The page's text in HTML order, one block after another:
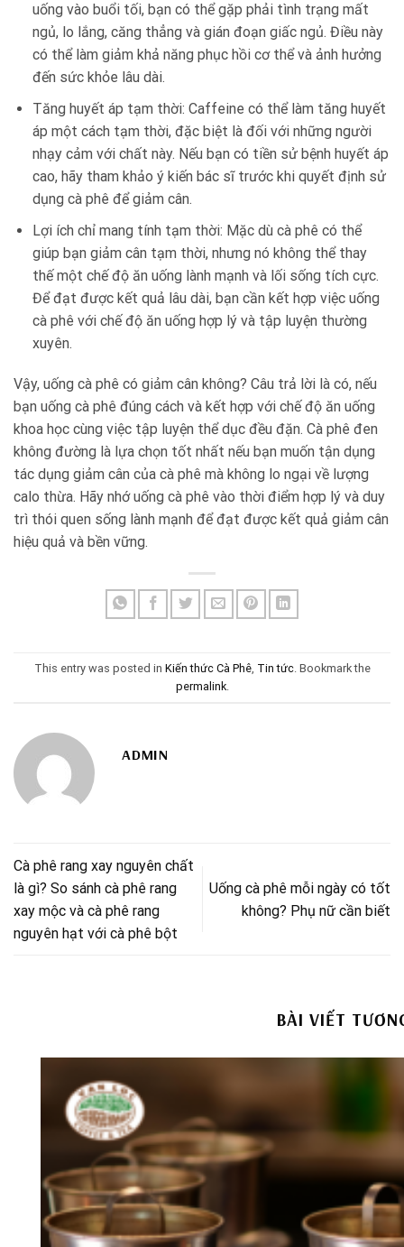
uống vào buổi tối, bạn có thể gặp phải tình trạng mất
ngủ, lo lắng, căng thẳng và gián đoạn giấc ngủ. Điều này
có thể làm giảm khả năng phục hồi cơ thể và ảnh hưởng
đến sức khỏe lâu dài.
Tăng huyết áp tạm thời: Caffeine có thể làm tăng huyết
áp một cách tạm thời, đặc biệt là đối với những người
nhạy cảm với chất này. Nếu bạn có tiền sử bệnh huyết áp
cao, hãy tham khảo ý kiến bác sĩ trước khi quyết định sử
dụng cà phê để giảm cân.
Lợi ích chỉ mang tính tạm thời: Mặc dù cà phê có thể
giúp bạn giảm cân tạm thời, nhưng nó không thể thay
thế một chế độ ăn uống lành mạnh và lối sống tích cực.
Để đạt được kết quả lâu dài, bạn cần kết hợp việc uống
cà phê với chế độ ăn uống hợp lý và tập luyện thường
xuyên.
Vậy, uống cà phê có giảm cân không? Câu trả lời là có, nếu
bạn uống cà phê đúng cách và kết hợp với chế độ ăn uống
khoa học cùng việc tập luyện thể dục đều đặn. Cà phê đen
không đường là lựa chọn tốt nhất nếu bạn muốn tận dụng
tác dụng giảm cân của cà phê mà không lo ngại về lượng
calo thừa. Hãy nhớ uống cà phê vào thời điểm hợp lý và duy
trì thói quen sống lành mạnh để đạt được kết quả giảm cân
hiệu quả và bền vững.
This entry was posted in Kiến thức Cà Phê, Tin tức. Bookmark the
permalink.
ADMIN
Cà phê rang xay nguyên chất
là gì? So sánh cà phê rang
xay mộc và cà phê rang
nguyên hạt với cà phê bột
Uống cà phê mỗi ngày có tốt
không? Phụ nữ cần biết
BÀI VIẾT